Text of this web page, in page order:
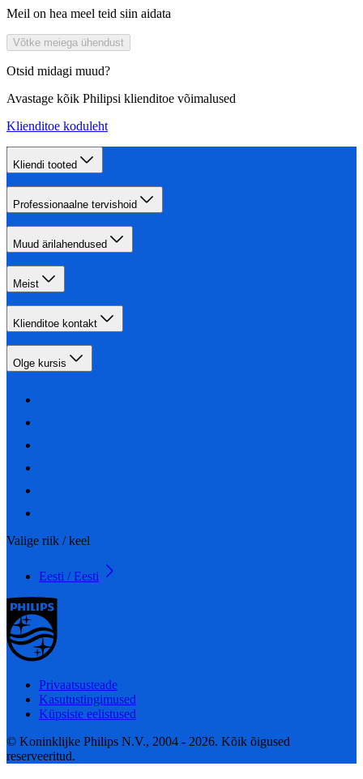
Meil on hea meel teid siin aidata
Võtke meiega ühendust
Otsid midagi muud?
Avastage kõik Philipsi klienditoe võimalused
Klienditoe koduleht
Kliendi tooted
Professionaalne tervishoid
Muud ärilahendused
Meist
Klienditoe kontakt
Olge kursis
Valige riik / keel
Eesti / Eesti
Privaatsusteade
Kasutustingimused
Küpsiste eelistused
© Koninklijke Philips N.V., 2004 - 2026. Kõik õigused
reserveeritud.